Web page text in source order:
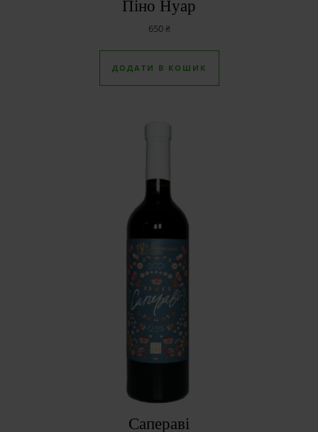
Піно Нуар
650 ₴
ДОДАТИ В КОШИК
Сапераві